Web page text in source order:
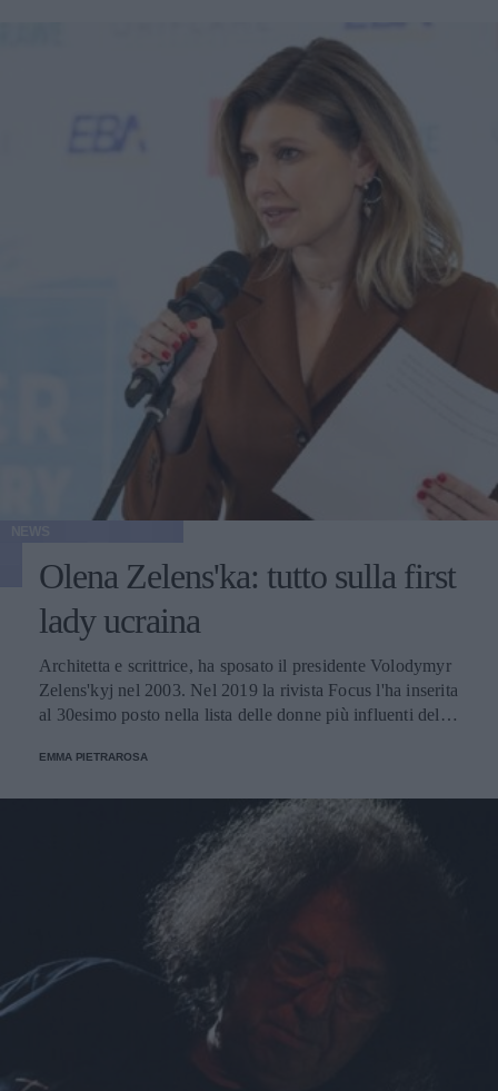
Olena Zelens'ka: tutto sulla first
lady ucraina
Architetta e scrittrice, ha sposato il presidente Volodymyr
Zelens'kyj nel 2003. Nel 2019 la rivista Focus l'ha inserita
al 30esimo posto nella lista delle donne più influenti del
figli, continua a comunicare con il suo Paese attraverso i
EMMA PIETRAROSA